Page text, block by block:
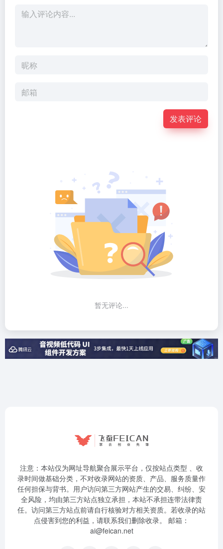
发表评论
暂无评论...
注意：本站仅为网址导航聚合展示平台，仅按站点类型 、收
录时间做基础分类，不对收录网站的资质、产品、服务质量作
任何担保与背书。用户访问第三方网站产生的交易、纠纷、安
全风险，均由第三方站点独立承担，本站不承担连带法律责
任。访问第三方站点前请自行核验对方相关资质。若收录的站
点侵害到您的利益，请联系我们删除收录。 邮箱：
ai@feican.net